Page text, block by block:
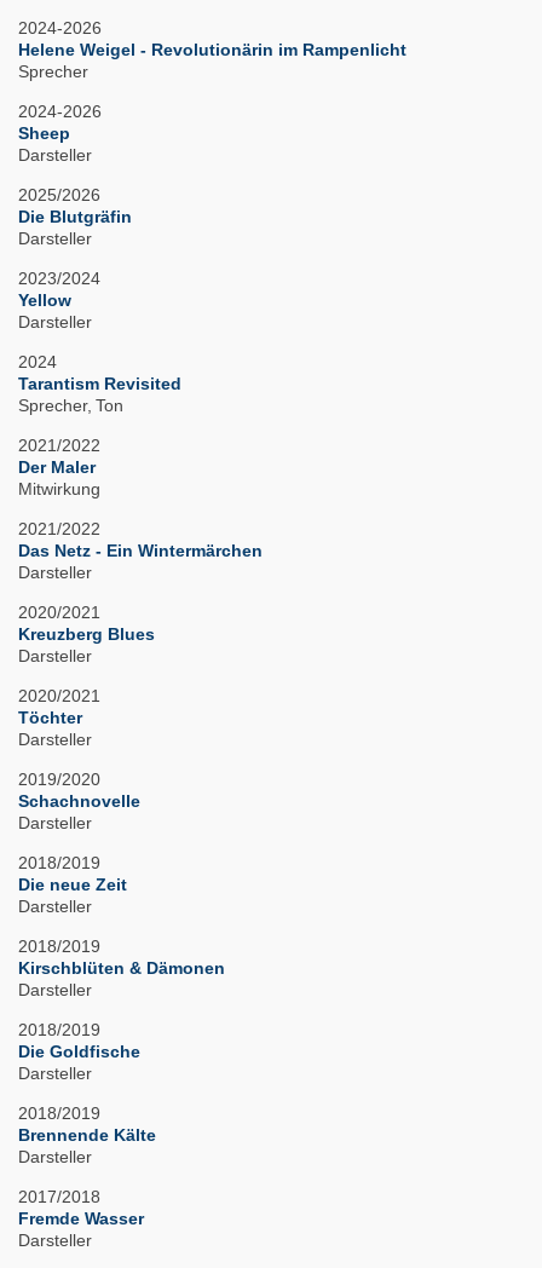
2024-2026
Helene Weigel - Revolutionärin im Rampenlicht
Sprecher
2024-2026
Sheep
Darsteller
2025/2026
Die Blutgräfin
Darsteller
2023/2024
Yellow
Darsteller
2024
Tarantism Revisited
Sprecher Ton
2021/2022
Der Maler
Mitwirkung
2021/2022
Das Netz - Ein Wintermärchen
Darsteller
2020/2021
Kreuzberg Blues
Darsteller
2020/2021
Töchter
Darsteller
2019/2020
Schachnovelle
Darsteller
2018/2019
Die neue Zeit
Darsteller
2018/2019
Kirschblüten & Dämonen
Darsteller
2018/2019
Die Goldfische
Darsteller
2018/2019
Brennende Kälte
Darsteller
2017/2018
Fremde Wasser
Darsteller